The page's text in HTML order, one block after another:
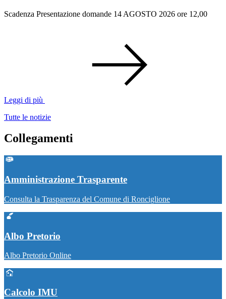
Scadenza Presentazione domande 14 AGOSTO 2026 ore 12,00
Leggi di più
Tutte le notizie
Collegamenti
Amministrazione Trasparente
Consulta la Trasparenza del Comune di Ronciglione
Albo Pretorio
Albo Pretorio Online
Calcolo IMU